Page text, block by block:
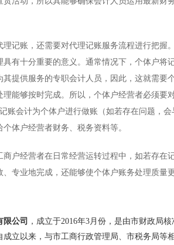
账，还需要对代理记账服务流程进行把握
具有十分重要的意义。通常情况下，个体户
其提供服务的专职会计人员，因此，这就需
理能够按时完成。所以，个体户经营者必须
账会计为个体户进行做账（如若存在问题，
体户经营者财务、税务资料等。
经营者在日常经营运转过程中，如若存在
专业地完成，还能够使个体户账务处理质量
公司
，成立于2016年3月份，是由市财政局
成立以来，与市工商行政管理局、市税务局